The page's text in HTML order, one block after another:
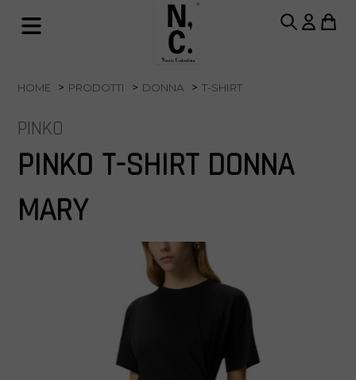
HOME PRODOTTI DONNA T-SHIRT
PINKO
PINKO T-SHIRT DONNA
MARY